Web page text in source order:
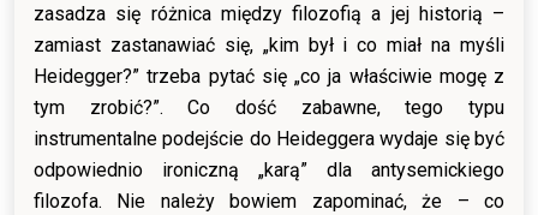
zasadza się różnica między filozofią a jej historią –
zamiast zastanawiać się, „kim był i co miał na myśli
Heidegger?” trzeba pytać się „co ja właściwie mogę z
tym zrobić?”. Co dość zabawne, tego typu
instrumentalne podejście do Heideggera wydaje się być
odpowiednio ironiczną „karą” dla antysemickiego
filozofa. Nie należy bowiem zapominać, że – co